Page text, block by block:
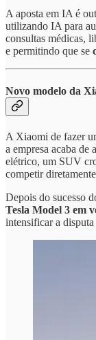
A aposta em IA é
utilizando IA para
consultas médicas,
e permitindo que se
Novo modelo da
A Xiaomi de fazer
a empresa acaba de
elétrico, um SUV
competir
Depois do sucesso
Tesla Model 3 em
intensificar a